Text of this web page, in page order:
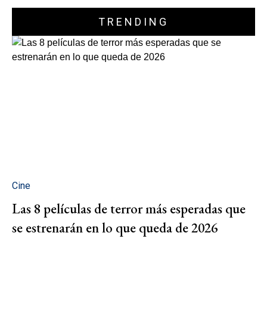
TRENDING
Cine
Las 8 películas de terror más esperadas que
se estrenarán en lo que queda de 2026